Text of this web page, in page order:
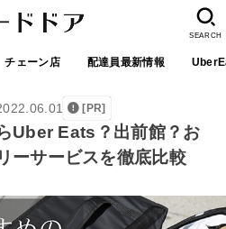
チェーン店 配達員最新情報
SEARCH
[PR]
Uber Eats？出前館？お
ーサービスを徹底比較